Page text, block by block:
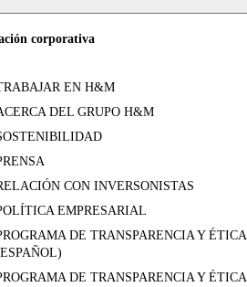
corporativa
EN H&M
DEL GRUPO H&M
CON INVERSONISTAS
EMPRESARIAL
DE TRANSPARENCIA Y ÉTICA
DE TRANSPARENCIA Y ÉTICA